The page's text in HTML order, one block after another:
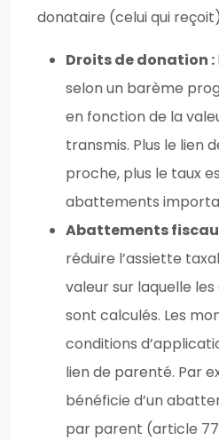
donataire (celui qui
Droits de donation :
selon un barème
en fonction de la
transmis. Plus le lien
proche, plus le taux
abattements
Abattements
réduire l’assiette
valeur sur laquelle
sont calculés. Les
conditions
lien de parenté. Par
bénéficie d’un
par parent (article